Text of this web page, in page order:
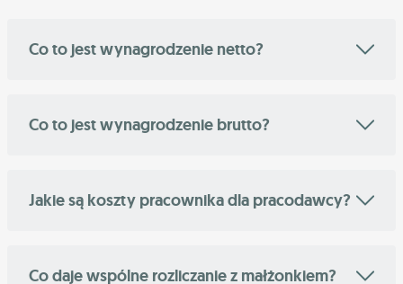
Co to jest wynagrodzenie netto?
Co to jest wynagrodzenie brutto?
Jakie są koszty pracownika dla pracodawcy?
Co daje wspólne rozliczanie z małżonkiem?